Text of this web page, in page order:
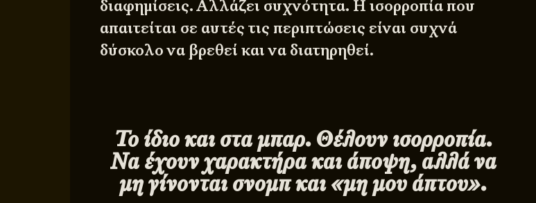
διαφημίσεις. Αλλάζει συχνότητα. Η ισορροπία που
απαιτείται σε αυτές τις περιπτώσεις είναι συχνά
δύσκολο να βρεθεί και να διατηρηθεί.
Το ίδιο και στα μπαρ. Θέλουν ισορροπία.
Να έχουν χαρακτήρα και άποψη, αλλά να
μη γίνονται σνομπ και «μη μου άπτου».